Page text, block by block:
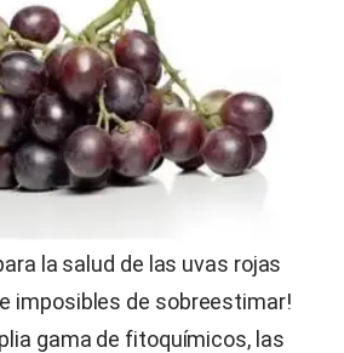
la salud de las uvas rojas
imposibles de sobreestimar!
gama de fitoquímicos, las